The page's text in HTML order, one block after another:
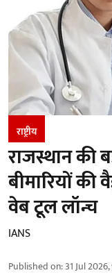
राष्ट्रीय
राजस्थान की
बीमारियों की
वेब टूल लॉन्च
IANS
Published on:31 Jul